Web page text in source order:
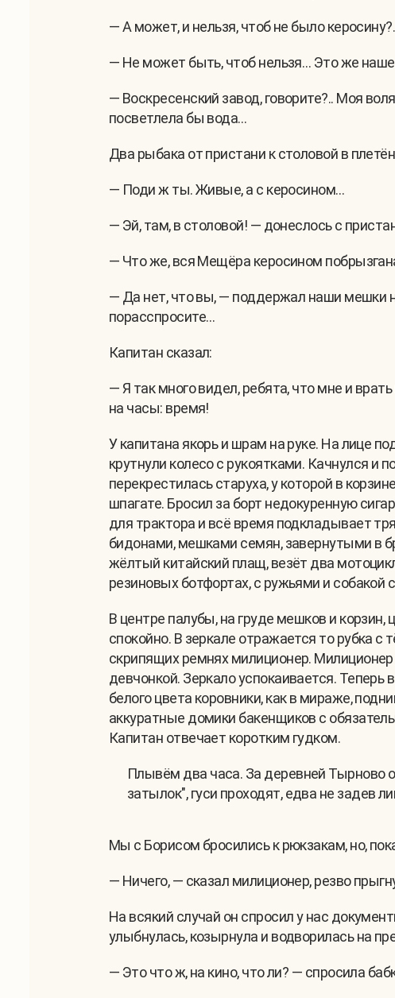
— А может, и нельзя, чтоб не было
— Не может быть, чтоб нельзя… Это же
— Воскресенский завод, говорите?.. Моя
посветлела бы вода…
Два рыбака от пристани к столовой в
— Поди ж ты. Живые, а с керосином…
— Эй, там, в столовой! — донеслось с
— Что же, вся Мещёра керосином
— Да нет, что вы, — поддержал наши мешки
порасспросите…
Капитан сказал:
— Я так много видел, ребята, что мне и
на часы: время!
У капитана якорь и шрам на руке. На лице
крутнули колесо с рукоятками. Качнулся и
перекрестилась старуха, у которой в
шпагате. Бросил за борт недокуренную
для трактора и всё время подкладывает
бидонами, мешками семян, завернутыми в
жёлтый китайский плащ, везёт два
резиновых ботфортах, с ружьями и
В центре палубы, на груде мешков и
спокойно. В зеркале отражается то рубка
скрипящих ремнях милиционер. Милиционер
девчонкой. Зеркало успокаивается.
белого цвета коровники, как в мираже,
аккуратные домики бакенщиков с
Капитан отвечает коротким гудком.
Плывём два часа. За деревней Тырново
затылок", гуси проходят, едва не задев
Мы с Борисом бросились к рюкзакам, но,
— Ничего, — сказал милиционер, резво
На всякий случай он спросил у нас
улыбнулась, козырнула и водворилась на
— Это что ж, на кино, что ли? — спросила